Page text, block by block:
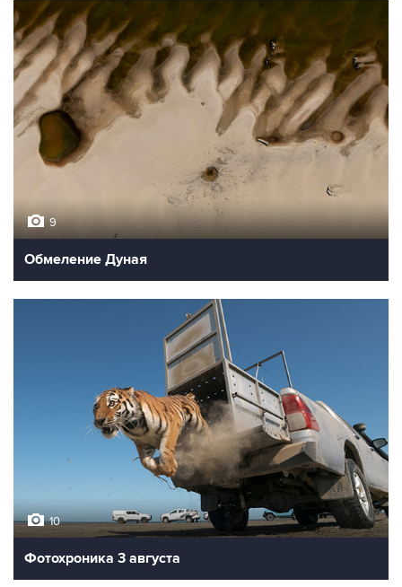
9
Обмеление Дуная
10
Фотохроника 3 августа